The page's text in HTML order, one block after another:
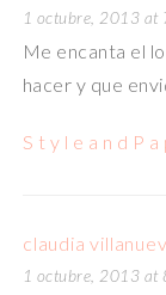
1 octubre, 2013 at
Me encanta el
hacer y que
S t y l e a n d P a
claudia
1 octubre, 2013 at